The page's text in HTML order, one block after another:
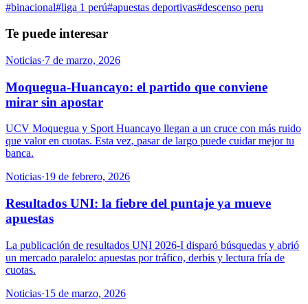
#binacional#liga 1 perú#apuestas deportivas#descenso peru
Te puede interesar
Noticias·7 de marzo, 2026
Moquegua-Huancayo: el partido que conviene
mirar sin apostar
UCV Moquegua y Sport Huancayo llegan a un cruce con más ruido
que valor en cuotas. Esta vez, pasar de largo puede cuidar mejor tu
banca.
Noticias·19 de febrero, 2026
Resultados UNI: la fiebre del puntaje ya mueve
apuestas
La publicación de resultados UNI 2026-I disparó búsquedas y abrió
un mercado paralelo: apuestas por tráfico, derbis y lectura fría de
cuotas.
Noticias·15 de marzo, 2026